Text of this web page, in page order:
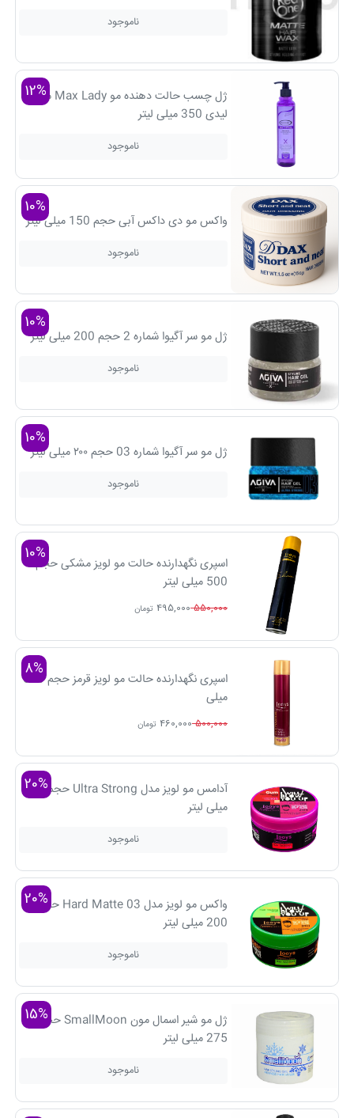
ناموجود
12%
ژل چسب حالت دهنده مو Max Lady مکس
لیدی 350 میلی لیتر
ناموجود
10%
واکس مو دی داکس آبی حجم 150 میلی لیتر
ناموجود
10%
ژل مو سر آگیوا شماره 2 حجم 200 میلی لیتر
ناموجود
10%
ژل مو سر آگیوا شماره 03 حجم ۲۰۰ میلی لیتر
ناموجود
10%
اسپری نگهدارنده حالت مو لویز مشکی حجم
500 میلی لیتر
550,000
495,000 تومان
8%
اسپری نگهدارنده حالت مو لویز قرمز حجم 500
میلی
500,000
460,000 تومان
20%
آدامس مو لویز مدل Ultra Strong حجم 200
میلی لیتر
ناموجود
20%واکس مو لویز مدل Hard Matte 03 حجم
200 میلی لیتر
ناموجود
15%ژل مو شیر اسمال مون SmallMoon حجم
275 میلی لیتر
ناموجود